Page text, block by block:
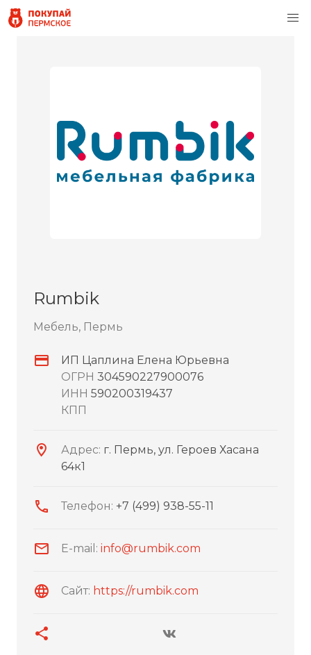
Rumbik
Мебель, Пермь
ИП Цаплина Елена Юрьевна
ОГРН 304590227900076
ИНН 590200319437
КПП
Адрес: г. Пермь, ул. Героев Хасана
64к1
Телефон: +7 (499) 938-55-11
E-mail: info@rumbik.com
Сайт: https://rumbik.com